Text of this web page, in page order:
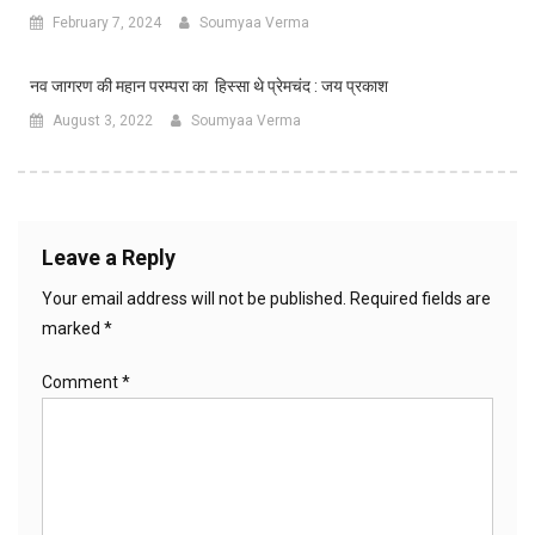
February 7, 2024 Soumyaa Verma
नव जागरण की महान परम्परा का हिस्सा थे प्रेमचंद : जय प्रकाश
August 3, 2022 Soumyaa Verma
Leave a Reply
Your email address will not be published. Required fields are
marked *
Comment*